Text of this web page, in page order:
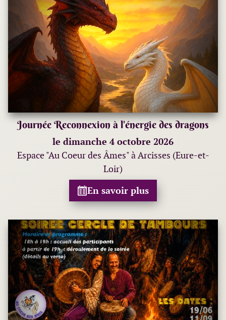
Journée Reconnexion à l'énergie des dragons
le dimanche 4 octobre 2026
Espace "Au Coeur des Âmes" à Arcisses (Eure-et-
Loir)
En savoir plus